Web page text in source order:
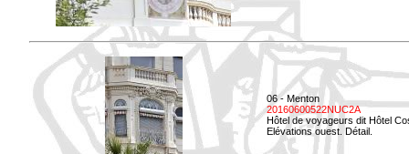
06 - Menton
20160600522NUC2A
Hôtel de voyageurs dit Hôtel
Elévations ouest. Détail.